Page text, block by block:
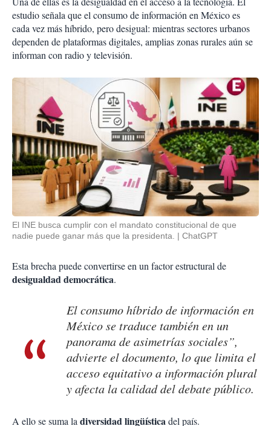
estudio señala que el consumo de información en México es
cada vez más híbrido, pero desigual: mientras sectores urbanos
dependen de plataformas digitales, amplias zonas rurales aún se
informan con radio y televisión.
El INE busca cumplir con el mandato constitucional de que
nadie puede ganar más que la presidenta.
ChatGPT
Esta brecha puede convertirse en un factor estructural de
desigualdad democrática.
El consumo híbrido de información en
México se traduce también en un
panorama de asimetrías sociales”,
advierte el documento, lo que limita el
acceso equitativo a información plural
y afecta la calidad del debate público.
A ello se suma ladiversidad lingüísticadel país.